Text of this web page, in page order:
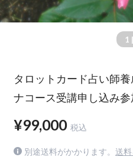
1
タロットカード占い師
ナコース受講申し込み参
¥99,000 税込
別途送料がかかります。 送